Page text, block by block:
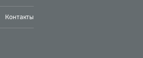
Контакты